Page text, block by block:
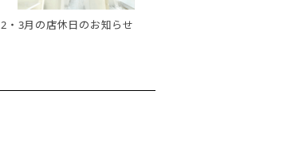
2・3月の店休日のお知らせ